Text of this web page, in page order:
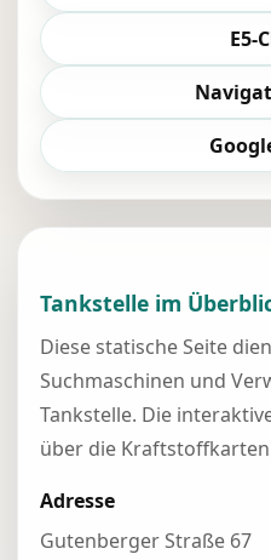
E5-
Tankstelle im
Diese statische Seite
Suchmaschinen und
Tankstelle. Die
über die
Adresse
Gutenberger Straße 67